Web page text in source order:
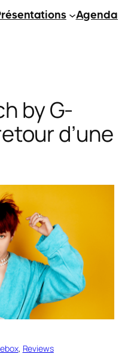
Agenda
by G-
d’une
, Reviews